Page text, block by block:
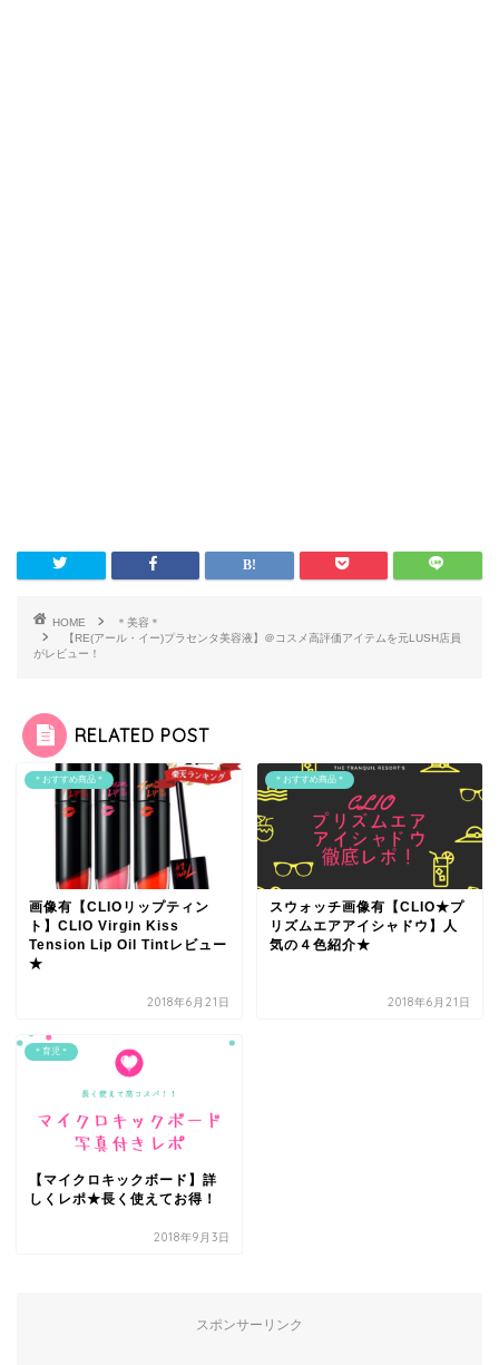
HOME
＊美容＊
【RE(アール・イー)プラセンタ美容液】＠コスメ高評価アイテムを元LUSH店員
がレビュー！
RELATED POST
＊おすすめ商品＊
画像有【CLIOリップティン
ト】CLIO Virgin Kiss
Tension Lip Oil Tintレビュー
★
2018年6月21日
＊おすすめ商品＊
スウォッチ画像有【CLIO★プ
リズムエアアイシャドウ】人
気の４色紹介★
2018年6月21日
＊育児＊
【マイクロキックボード】詳
しくレポ★長く使えてお得！
2018年9月3日
スポンサーリンク